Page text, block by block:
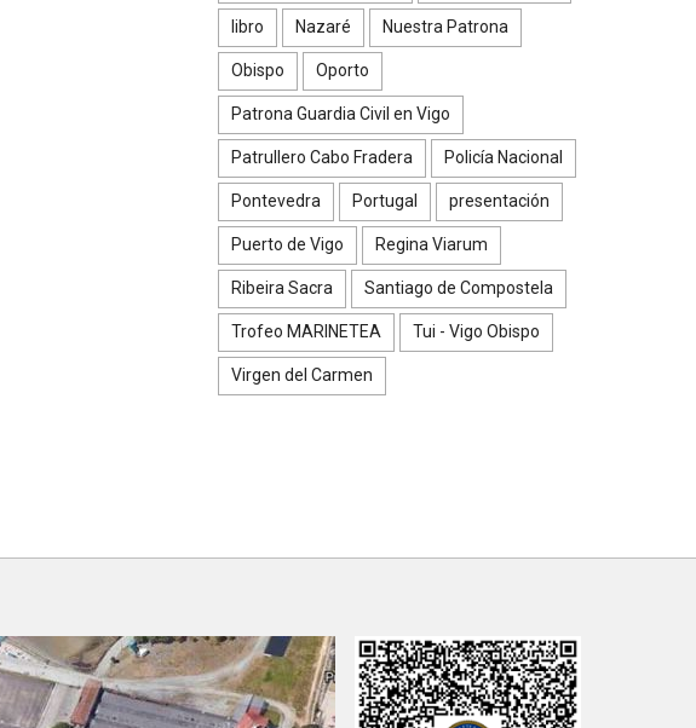
libro Nazaré Nuestra Patrona
Obispo Oporto
Patrona Guardia Civil en Vigo
Patrullero Cabo Fradera Policía Nacional
Pontevedra Portugal presentación
Puerto de Vigo Regina Viarum
Ribeira Sacra Santiago de Compostela
Trofeo MARINETEA Tui - Vigo Obispo
Virgen del Carmen